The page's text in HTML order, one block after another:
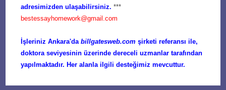
adresimizden ulaşabilirsiniz. ***
bestessayhomework@gmail.com
İşleriniz Ankara'dabillgatesweb.com şirketi referansı ile,
doktora seviyesinin üzerinde dereceli uzmanlar tarafından
yapılmaktadır. Her alanla ilgili desteğimiz mevcuttur.